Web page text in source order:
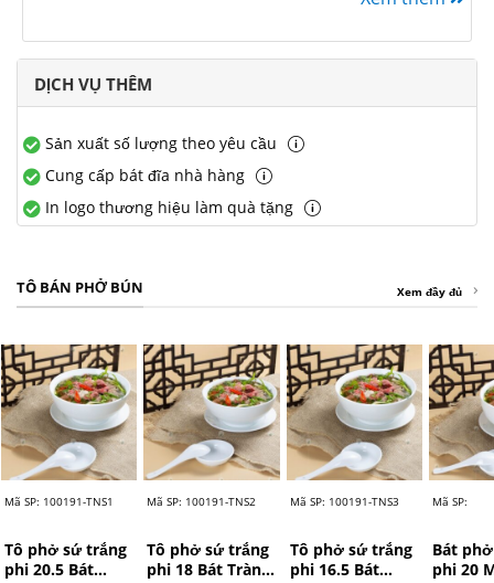
DỊCH VỤ THÊM
Sản xuất số lượng theo yêu cầu
Cung cấp bát đĩa nhà hàng
In logo thương hiệu làm quà tặng
TÔ BÁN PHỞ BÚN Xem đầy đủ
Mã SP: 100191-TNS1
Tô phở sứ trắng
phi 20.5 Bát
Mã SP: 100191-TNS2
Tô phở sứ trắng
phi 18 Bát Tràng
Mã SP: 100191-TNS3
Tô phở sứ trắng
phi 16.5 Bát
Mã SP:
Bát
phi 20